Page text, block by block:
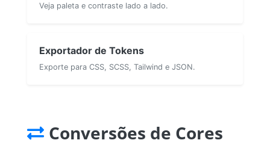
Veja paleta e contraste lado a lado.
Exportador de Tokens
Exporte para CSS, SCSS, Tailwind e JSON.
Conversões de Cores